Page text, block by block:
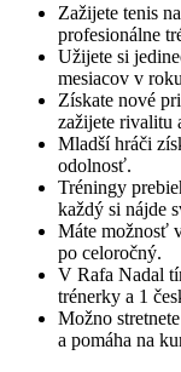
Zažijete tenis
profesionálne
Užijete si
mesiacov v
Získate nové
zažijete rivalitu
Mladší hráči
odolnosť.
Tréningy
každý si nájde
Máte možnosť
po celoročný.
V Rafa Nadal
trénerky a 1
Možno
a pomáha na